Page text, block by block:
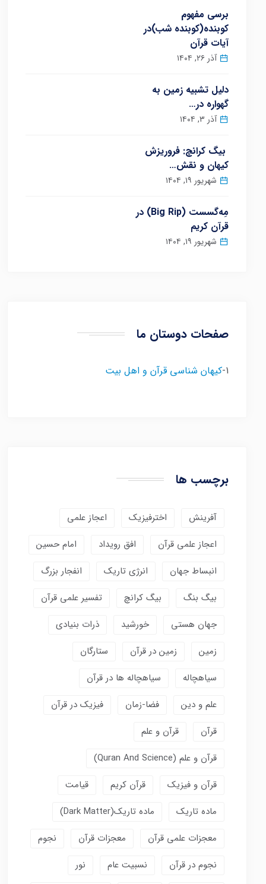
برسی مفهوم
کوبنده(کوبنده شب)در
آیات قرآن
آذر ۲۶, ۱۴۰۴
دلیل تشبیه زمین به
گهواره در…
آذر ۳, ۱۴۰۴
بیگ کرانچ: فروریزش
کیهان و نقش…
شهریور ۱۹, ۱۴۰۴
مِه‌گسست (Big Rip) در
قرآن کریم
شهریور ۱۹, ۱۴۰۴
صفحات دوستان ما
1- کیهان شناسی قرآن و اهل بیت
برچسب ها
آفرینش اخترفیزیک
اعجاز علمی
اعجاز علمی قرآن
افق رویداد
امام حسین
انبساط جهان
انرژی تاریک
انفجار بزرگ
بیگ بنگ
بیگ کرانچ
تفسیر علمی قرآن
جهان هستی
خورشید
ذرات بنیادی
زمین
زمین در قرآن
ستارگان
سیاهچاله
سیاهچاله ها در قرآن
علم و دین
فضا-زمان
فیزیک در قرآن
قرآن
قرآن و علم
قرآن و علم (Quran And Science)
قرآن و فیزیک
قرآن کریم
قیامت
ماده تاریک
ماده تاریک(dark Matter)
معجزات علمی قرآن
معجزات قرآن
نجوم
نجوم در قرآن
نسبیت عام
نور